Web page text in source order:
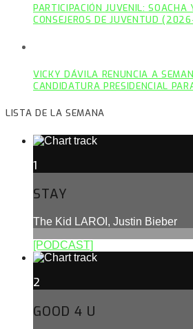
PARTICIPACIÓN JUVENIL: SOACHA
CONSEJEROS DE JUVENTUD
VICKY DÁVILA RENUNCIA A
CANDIDATURA PRESIDENCIAL
LISTA DE LA SEMANA
1
STAY
The Kid LAROI, Justin Bieber
[PODCAST]
2
GOOD 4 U